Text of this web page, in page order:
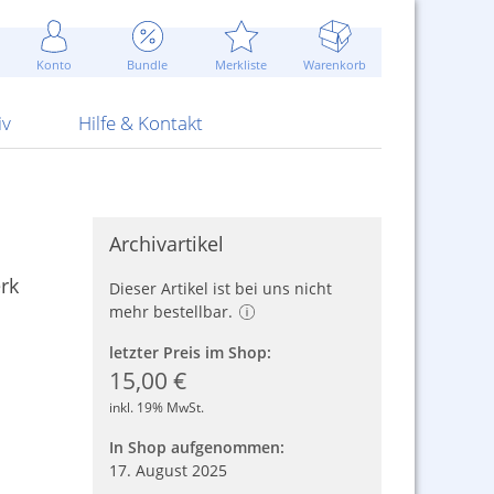
Konto Bundle Merkliste Warenkorb
Attrappen Blitzschnell...
Sommerpreise u.v.m.
ARS Pirotecnia
Hilfe & Kontakt
Kontaktformular
AGB
Archivartikel
Dieser Artikel ist bei uns nicht
mehr bestellbar.
letzter Preis im Shop:
15,00 €
inkl. 19% MwSt.
In Shop aufgenommen:
17. August 2025